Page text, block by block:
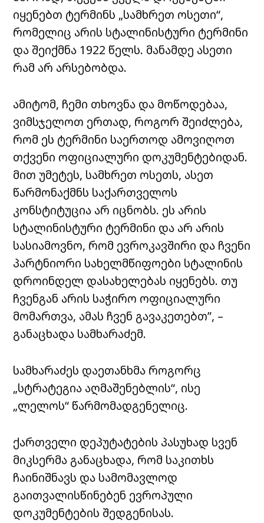
იყენებთ ტერმინს „სამხრეთ ოსეთი“,
რომელიც არის სტალინისტური ტერმინი
და შეიქმნა 1922 წელს. მანამდე ასეთი
რამ არ არსებობდა.
ამიტომ, ჩემი თხოვნა და მოწოდებაა,
ვიმსჯელოთ ერთად, როგორ შეიძლება,
რომ ეს ტერმინი საერთოდ ამოვიღოთ
თქვენი ოფიციალური დოკუმენტებიდან.
მით უმეტეს, სამხრეთ ოსეთს, ასეთ
წარმონაქმნს საქართველოს
კონსტიტუცია არ იცნობს. ეს არის
სტალინისტური ტერმინი და არ არის
სასიამოვნო, რომ ევროკავშირი და ჩვენი
პარტნიორი სახელმწიფოები სტალინის
დროინდელ დასახელებას იყენებს. თუ
ჩვენგან არის საჭირო ოფიციალური
მომართვა, ამას ჩვენ გავაკეთებთ”, –
განაცხადა სამხარაძემ.
სამხარაძეს დაეთანხმა როგორც
„სტრატეგია აღმაშენებლის“, ისე
„ლელოს“ წარმომადგენელიც.
ქართველი დეპუტატების პასუხად სვენ
მიკსერმა განაცხადა, რომ საკითხს
ჩაინიშნავს და სამომავლოდ
გაითვალისწინებენ ევროპული
დოკუმენტების შედგენისას.